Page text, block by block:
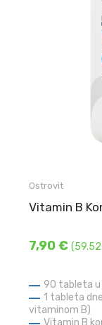
Ostrovit
Vitamin B
7,90 €(59.52
90 tableta u
1 tableta
vitaminom B)
Vitamin B